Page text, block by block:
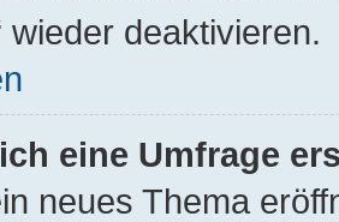
wieder deaktivieren.
eine Umfrage
neues Thema